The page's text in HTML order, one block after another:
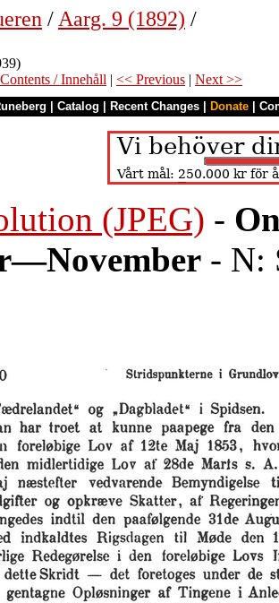
/ Aarg. 9 (1892) /
/ Innehåll | << Previous | Next >>
Catalog Recent Changes Donate
(JPEG) -
- N: